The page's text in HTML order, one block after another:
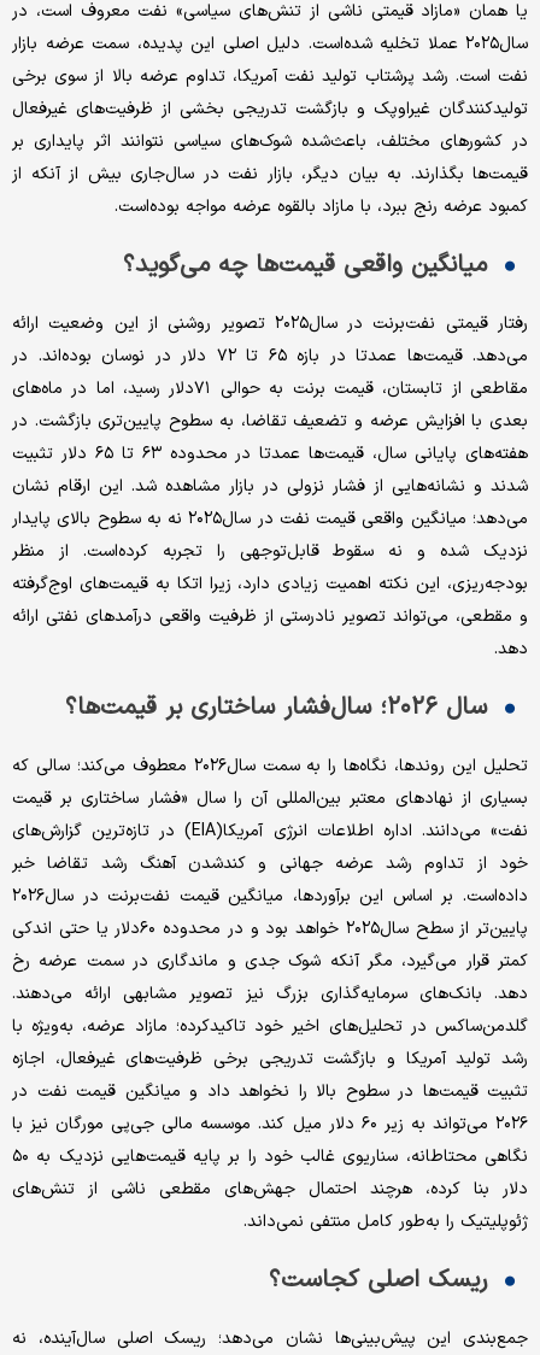
یا همان «مازاد قیمتی ناشی از تنش‌های سیاسی» نفت معروف است، در
سال‌۲۰۲۵ عملا تخلیه شده‌است. دلیل اصلی این پدیده، سمت عرضه بازار
نفت است. رشد پرشتاب تولید نفت آمریکا، تداوم عرضه بالا از سوی برخی
تولیدکنندگان غیراوپک و بازگشت تدریجی بخشی از ظرفیت‌های غیرفعال
در کشورهای مختلف، باعث‌شده شوک‌های سیاسی نتوانند اثر پایداری بر
قیمت‌ها بگذارند. به بیان دیگر، بازار نفت در سال‌جاری بیش از آنکه از
کمبود عرضه رنج ببرد، با مازاد بالقوه عرضه مواجه بوده‌است.
میانگین واقعی قیمت‌ها چه می‌گوید؟
رفتار قیمتی نفت‌برنت در سال‌۲۰۲۵ تصویر روشنی از این وضعیت ارائه
می‌دهد. قیمت‌ها عمدتا در بازه ۶۵ تا ۷۲ دلار در نوسان بوده‌اند. در
مقاطعی از تابستان، قیمت برنت به حوالی ۷۱دلار رسید، اما در ماه‌های
بعدی با افزایش عرضه و تضعیف تقاضا، به سطوح پایین‌تری بازگشت. در
هفته‌های پایانی سال، قیمت‌ها عمدتا در محدوده ۶۳ تا ۶۵ دلار تثبیت
شدند و نشانه‌هایی از فشار نزولی در بازار مشاهده شد. این ارقام نشان
می‌دهد؛ میانگین واقعی قیمت نفت در سال‌۲۰۲۵ نه به سطوح بالای پایدار
نزدیک شده و نه سقوط قابل‌توجهی را تجربه کرده‌است. از منظر
بودجه‌‌‌‌ریزی، این نکته اهمیت زیادی دارد، زیرا اتکا به قیمت‌های اوج‌‌‌‌گرفته
و مقطعی، می‌تواند تصویر نادرستی از ظرفیت واقعی درآمدهای نفتی ارائه
دهد.
سال ۲۰۲۶؛ سال‌فشار ساختاری بر قیمت‌ها؟
تحلیل این روندها، نگاه‌ها را به سمت سال‌۲۰۲۶ معطوف می‌کند؛ ‌سالی که
بسیاری از نهادهای معتبر بین‌المللی آن را سال ‌«فشار ساختاری بر قیمت
نفت» می‌دانند. اداره اطلاعات انرژی آمریکا(EIA) در تازه‌‌‌‌ترین گزارش‌های
خود از تداوم رشد عرضه جهانی و کند‌شدن آهنگ رشد تقاضا خبر
داده‌است. بر اساس این برآوردها، میانگین قیمت نفت‌برنت در سال‌۲۰۲۶
پایین‌تر از سطح سال‌۲۰۲۵ خواهد بود و در محدوده ۶۰دلار یا حتی اندکی
کمتر قرار می‌گیرد، مگر آنکه شوک جدی و ماندگاری در سمت عرضه رخ
دهد. بانک‌های سرمایه‌گذاری بزرگ نیز تصویر مشابهی ارائه می‌دهند.
گلدمن‌ساکس در تحلیل‌های اخیر خود تاکید‌کرده؛ مازاد عرضه، به‌ویژه با
رشد تولید آمریکا و بازگشت تدریجی برخی ظرفیت‌های غیرفعال، اجازه
تثبیت قیمت‌ها در سطوح بالا را نخواهد داد و میانگین قیمت نفت در
۲۰۲۶ می‌تواند به زیر ۶۰ دلار میل کند. موسسه مالی جی‌‌‌‌پی مورگان نیز با
نگاهی محتاطانه، سناریوی غالب خود را بر پایه قیمت‌هایی نزدیک به ۵۰
دلار بنا کرده، هرچند احتمال جهش‌‌‌‌های مقطعی ناشی از تنش‌های
ژئوپلیتیک را به‌‌‌‌طور کامل منتفی نمی‌‌‌‌داند.
ریسک اصلی کجاست؟
جمع‌بندی این پیش‌بینی‌‌‌‌ها نشان می‌دهد؛ ریسک اصلی سال‌آینده، نه